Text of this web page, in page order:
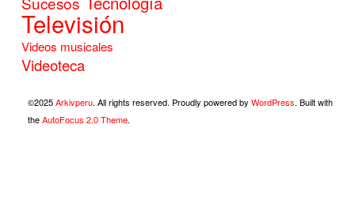
Televisión
Videos musicales
Videoteca
©2025Arkivperu. All rights reserved. Proudly powered by WordPress. Built with
theAutoFocus 2.0 Theme.